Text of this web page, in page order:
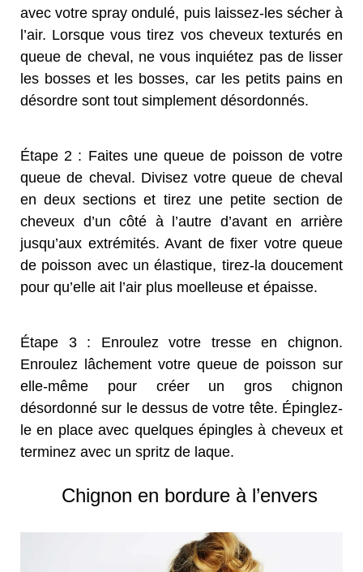
avec votre spray ondulé, puis laissez-les sécher à
l’air. Lorsque vous tirez vos cheveux texturés en
queue de cheval, ne vous inquiétez pas de lisser
les bosses et les bosses, car les petits pains en
désordre sont tout simplement désordonnés.
Étape 2 : Faites une queue de poisson de votre
queue de cheval. Divisez votre queue de cheval
en deux sections et tirez une petite section de
cheveux d’un côté à l’autre d’avant en arrière
jusqu’aux extrémités. Avant de fixer votre queue
de poisson avec un élastique, tirez-la doucement
pour qu’elle ait l’air plus moelleuse et épaisse.
Étape 3 : Enroulez votre tresse en chignon.
Enroulez lâchement votre queue de poisson sur
elle-même pour créer un gros chignon
désordonné sur le dessus de votre tête. Épinglez-
le en place avec quelques épingles à cheveux et
terminez avec un spritz de laque.
Chignon en bordure à l’envers